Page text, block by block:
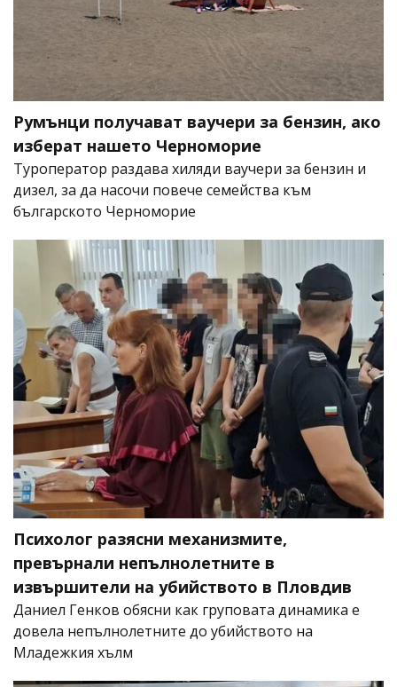
Румънци получават ваучери за бензин, ако
изберат нашето Черноморие
Туроператор раздава хиляди ваучери за бензин и
дизел, за да насочи повече семейства към
българското Черноморие
Психолог разясни механизмите,
превърнали непълнолетните в
извършители на убийството в Пловдив
Даниел Генков обясни как груповата динамика е
довела непълнолетните до убийството на
Младежкия хълм